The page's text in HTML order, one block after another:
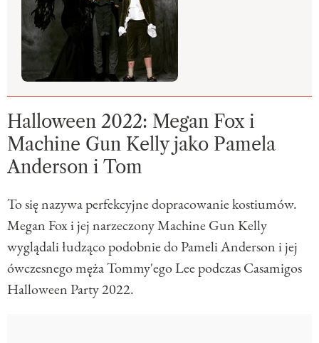
Halloween 2022: Megan Fox i
Machine Gun Kelly jako Pamela
Anderson i Tom
To się nazywa perfekcyjne dopracowanie kostiumów.
Megan Fox i jej narzeczony Machine Gun Kelly
wyglądali łudząco podobnie do Pameli Anderson i jej
ówczesnego męża Tommy'ego Lee podczas Casamigos
Halloween Party 2022.